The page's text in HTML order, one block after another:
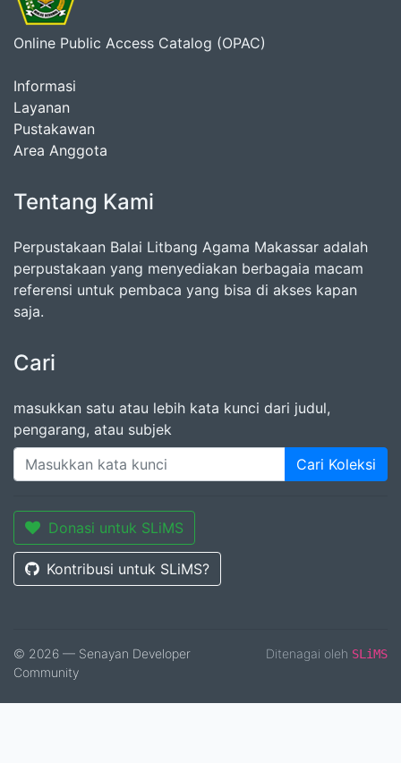
Online Public Access Catalog (OPAC)
Informasi
Layanan
Pustakawan
Area Anggota
Tentang Kami
Perpustakaan Balai Litbang Agama Makassar adalah
perpustakaan yang menyediakan berbagaia macam
referensi untuk pembaca yang bisa di akses kapan
saja.
Cari
masukkan satu atau lebih kata kunci dari judul,
pengarang, atau subjek
Cari Koleksi
Donasi untuk SLiMS
Kontribusi untuk SLiMS?
© 2026 — Senayan Developer
Community
Ditenagai oleh SLiMS